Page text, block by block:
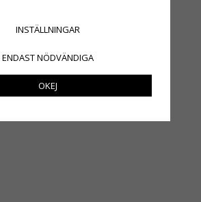
INSTÄLLNINGAR
ENDAST NÖDVÄNDIGA
OKEJ